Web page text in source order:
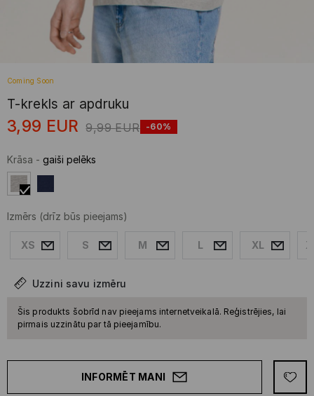
Coming Soon
T-krekls ar apdruku
3,99 EUR 9,99 EUR -60%
Krāsa - gaiši pelēks
Izmērs (drīz būs pieejams)
XS S M L XL
Uzzini savu izmēru
Šis produkts šobrīd nav pieejams internetveikalā. Reģistrējies, lai
pirmais uzzinātu par tā pieejamību.
INFORMĒT MANI